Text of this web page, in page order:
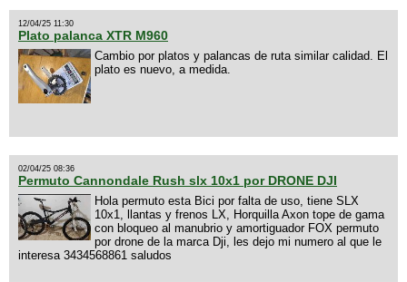
12/04/25 11:30
Plato palanca XTR M960
Cambio por platos y palancas de ruta similar calidad. El
plato es nuevo, a medida.
02/04/25 08:36
Permuto Cannondale Rush slx 10x1 por DRONE DJI
Hola permuto esta Bici por falta de uso, tiene SLX
10x1, llantas y frenos LX, Horquilla Axon tope de gama
con bloqueo al manubrio y amortiguador FOX permuto
por drone de la marca Dji, les dejo mi numero al que le
interesa 3434568861 saludos